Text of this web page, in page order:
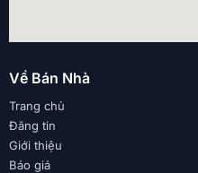
Về Bán Nhà
Trang chủ
Đăng tin
Giới thiệu
Báo giá